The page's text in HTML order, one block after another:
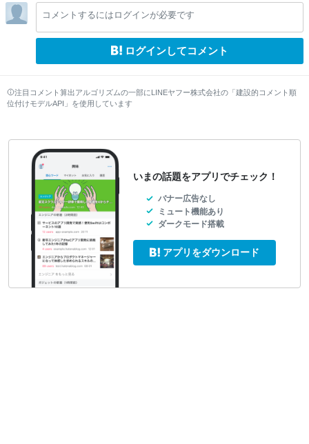
lo
w
コメントするにはログインが必要です
ログインしてコメント
注目コメント算出アルゴリズムの一部にLINEヤフー株式会社の「建設的コメント順
位付けモデルAPI」を使用しています
いまの話題をアプリでチェック！
バナー広告なし
ミュート機能あり
ダークモード搭載
アプリをダウンロード